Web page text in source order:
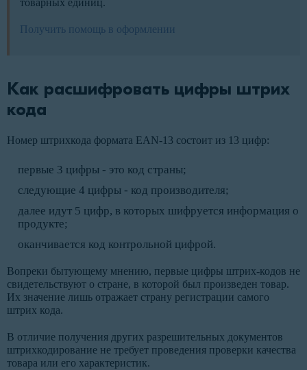
товарных единиц.
Получить помощь в оформлении
Как расшифровать цифры штрих
кода
Номер штрихкода формата EAN-13 состоит из 13 цифр:
первые 3 цифры - это код страны;
следующие 4 цифры - код производителя;
далее идут 5 цифр, в которых шифруется информация о
продукте;
оканчивается код контрольной цифрой.
Вопреки бытующему мнению, первые цифры штрих-кодов не
свидетельствуют о стране, в которой был произведен товар.
Их значение лишь отражает страну регистрации самого
штрих кода.
В отличие получения других разрешительных документов
штрихкодирование не требует проведения проверки качества
товара или его характеристик.